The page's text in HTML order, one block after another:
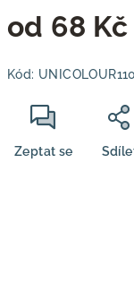
od 68 Kč
cena:
Kód:
Zeptat se